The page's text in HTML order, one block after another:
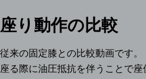
座り動作の比較
従来の固定膝との比較動画です。
座る際に油圧抵抗を伴うことで座